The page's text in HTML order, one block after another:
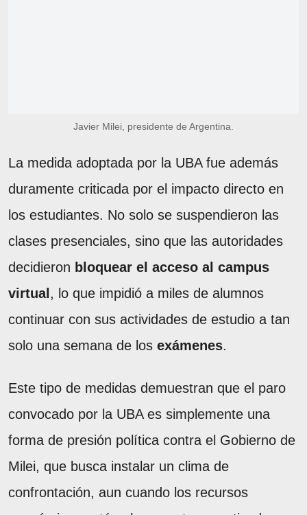
Javier Milei, presidente de Argentina.
La medida adoptada por la UBA fue además
duramente criticada por el impacto directo en
los estudiantes. No solo se suspendieron las
clases presenciales, sino que las autoridades
decidieron bloquear el acceso al campus
virtual , lo que impidió a miles de alumnos
continuar con sus actividades de estudio a tan
solo una semana de los exámenes.
Este tipo de medidas demuestran que el paro
convocado por la UBA es simplemente una
forma de presión política contra el Gobierno de
Milei, que busca instalar un clima de
confrontación, aun cuando los recursos